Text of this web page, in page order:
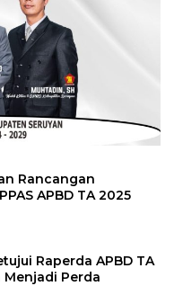
Rancangan
APBD TA 2025
Raperda APBD TA
Perda